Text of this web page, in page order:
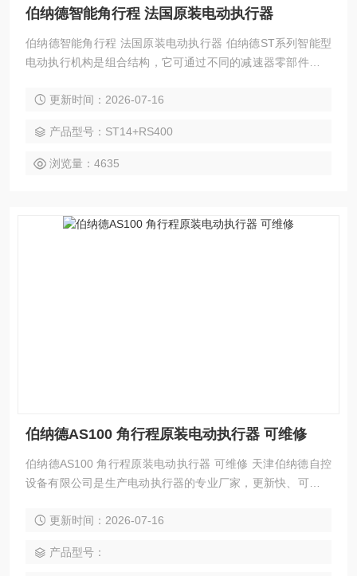
伯纳德智能角行程 法国原装电动执行器
伯纳德智能角行程 法国原装电动执行器 伯纳德ST系列智能型
电动执行机构是组合结构，它可通过不同的减速器零部件及不
更新时间：2026-07-16
产品型号：ST14+RS400
浏览量：4635
伯纳德AS100 角行程原装电动执行器 可维修
伯纳德AS100 角行程原装电动执行器 可维修 天津伯纳德自控
设备有限公司是生产电动执行器的专业厂家，更新快、可靠性
合结构是本公司*的设计构思。模块组件互换性高，具有多样化
更新时间：2026-07-16
产品型号：